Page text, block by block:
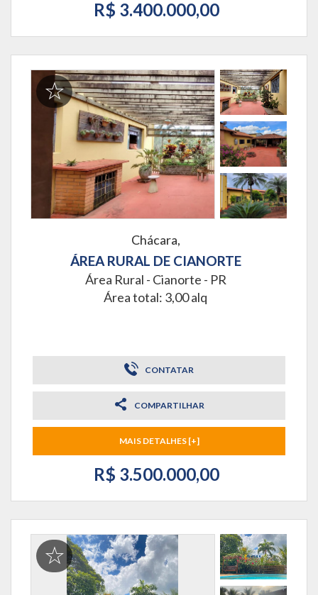
R$ 3.400.000,00
Chácara,
ÁREA RURAL DE CIANORTE
Área Rural - Cianorte - PR
Área total: 3,00 alq
CONTATAR
COMPARTILHAR
MAIS DETALHES [+]
R$ 3.500.000,00